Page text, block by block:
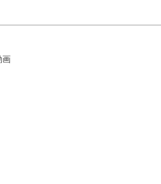
画